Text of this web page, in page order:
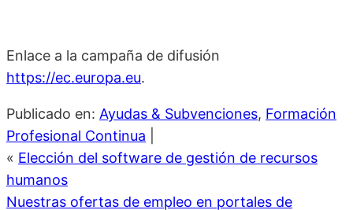
Enlace a la campaña de difusión
https://ec.europa.eu.
Publicado en: Ayudas & Subvenciones, Formación
Profesional Continua
« Elección del software de gestión de recursos
humanos
Nuestras ofertas de empleo en portales de